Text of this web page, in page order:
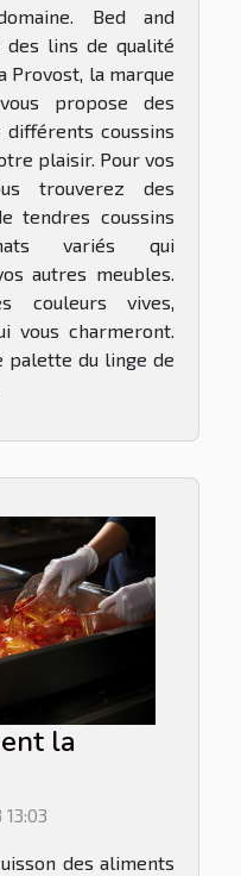
Bed and
des lins de qualité
Provost, la marque
propose des
coussins
plaisir. Pour vos
trouverez des
tendres coussins
variés qui
autres meubles.
couleurs vives,
vous charmeront.
palette du linge de
la
des aliments